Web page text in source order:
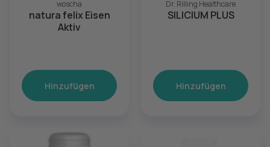
woscha
natura felix Eisen
Aktiv
Hinzufügen
Dr. Rilling Healthcare
SILICIUM PLUS
Hinzufügen